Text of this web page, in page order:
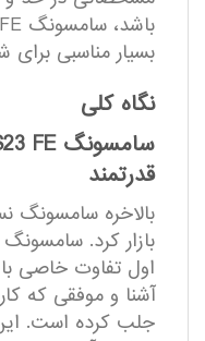
بسیار مناسبی برای
نگاه کلی
قدرتمند
آشنا و موفقی که